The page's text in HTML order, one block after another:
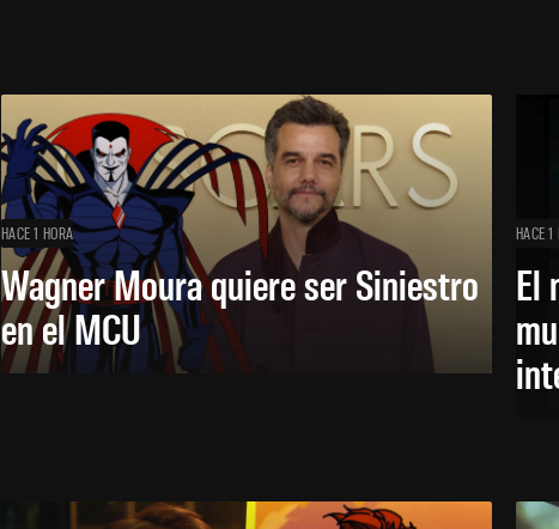
HACE 1 HORA
Wagner Moura quiere ser Siniestro
en el MCU
HACE 1
El